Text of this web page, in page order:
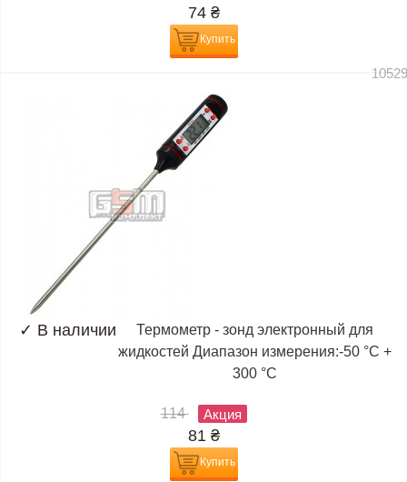
74 ₴
Купить
✓ В наличии
Термометр - зонд электронный для
жидкостей Диапазон измерения:-50 °C +
300 °C
114 Акция
81 ₴
Купить